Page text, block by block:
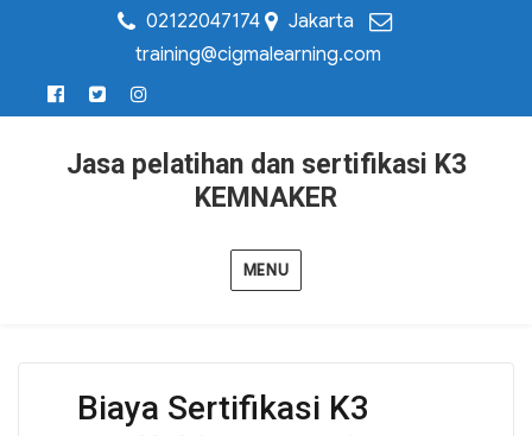
02122047174
Jakarta
training@cigmalearning.com
Jasa pelatihan dan sertifikasi K3
KEMNAKER
MENU
Biaya Sertifikasi K3